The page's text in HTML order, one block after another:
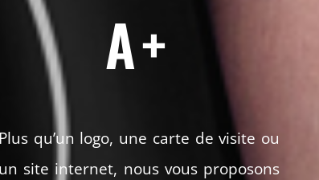
A+
Plus qu’un logo, une carte de visite ou
un site internet, nous vous proposons